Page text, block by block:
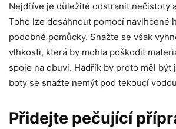
Nejdříve je důležité odstranit nečistoty
Toho lze dosáhnout pomocí navlhčené
podobné pomůcky. Snažte se však
vlhkosti, která by mohla poškodit
spoje na obuvi. Hadřík by proto měl být
boty se snažte nemýt pod tekoucí
Přidejte pečující